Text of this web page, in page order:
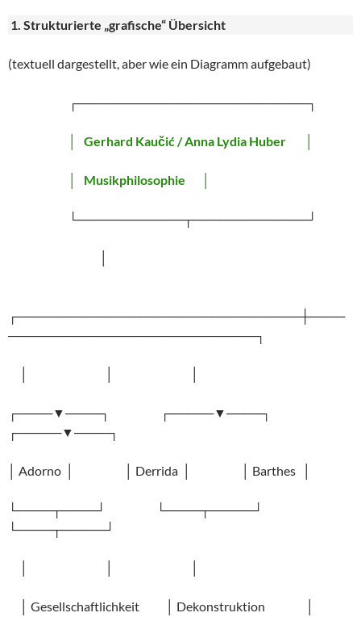
1. Strukturierte „grafische“ Übersicht
(textuell dargestellt, aber wie ein Diagramm aufgebaut)
┌──────────────────────────┐
Gerhard Kaučić / Anna Lydia Huber
Musikphilosophie
└────────────┬─────────────┘
┌────────────────────────────────┼────
────────────────────────────┐
┌────▼────┐ ┌─────▼────┐
┌─────▼────┐
│ Adorno │ │ Derrida │ │ Barthes │
└────┬────┘ └────┬─────┘
└────┬─────┘
│ Gesellschaftlichkeit │ Dekonstruktion │